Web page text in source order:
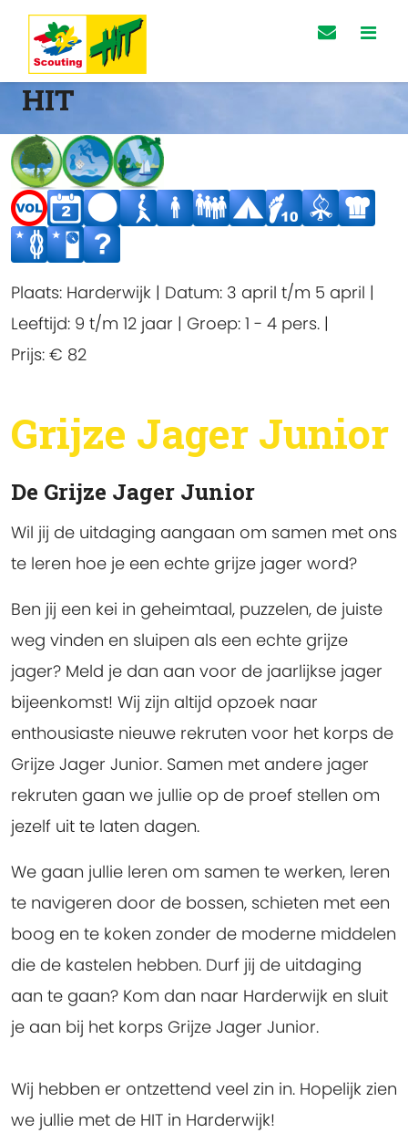
HIT
Plaats: Harderwijk | Datum: 3 april t/m 5 april |
Leeftijd: 9 t/m 12 jaar | Groep: 1 - 4 pers. |
Prijs: € 82
Grijze Jager Junior
De Grijze Jager Junior
Wil jij de uitdaging aangaan om samen met ons
te leren hoe je een echte grijze jager word?
Ben jij een kei in geheimtaal, puzzelen, de juiste
weg vinden en sluipen als een echte grijze
jager? Meld je dan aan voor de jaarlijkse jager
bijeenkomst! Wij zijn altijd opzoek naar
enthousiaste nieuwe rekruten voor het korps de
Grijze Jager Junior. Samen met andere jager
rekruten gaan we jullie op de proef stellen om
jezelf uit te laten dagen.
We gaan jullie leren om samen te werken, leren
te navigeren door de bossen, schieten met een
boog en te koken zonder de moderne middelen
die de kastelen hebben. Durf jij de uitdaging
aan te gaan? Kom dan naar Harderwijk en sluit
je aan bij het korps Grijze Jager Junior.
Wij hebben er ontzettend veel zin in. Hopelijk zien
we jullie met de HIT in Harderwijk!